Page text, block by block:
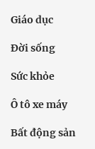
Giáo dục
Đời sống
Sức khỏe
Ô tô xe máy
Bất động sản